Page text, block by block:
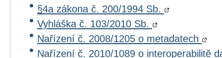
§4a zákona č. 200/1994 Sb.
Vyhláška č. 103/2010 Sb.
Nařízení č. 2008/1205 o metadatech
Nařízení č. 2010/1089 o interoperabilitě